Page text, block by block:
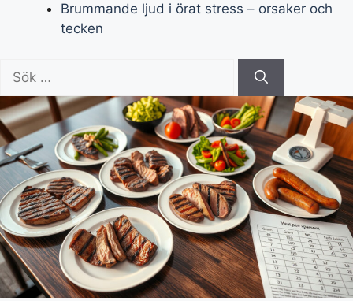
Brummande ljud i örat stress – orsaker och
tecken
efter: